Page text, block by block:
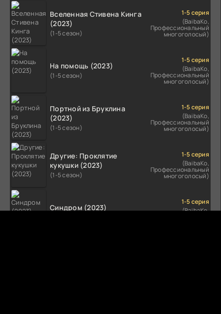
Вселенная Стивена Кинга
(2023)
(1-5 сезон)
1-5 серия
(BaibaKo,
Профессиональный
многоголосый)
На помощь (2023)
(1-5 сезон)
1-5 серия
(BaibaKo,
Профессиональный
многоголосый)
Портной из Бруклина
(2023)
(1-5 сезон)
1-5 серия
(BaibaKo,
Профессиональный
многоголосый)
Другие: Проклятие
кукушки (2023)
(1-5 сезон)
1-5 серия
(BaibaKo,
Профессиональный
многоголосый)
Синдром (2023)
1-5 серия
(BaibaKo,